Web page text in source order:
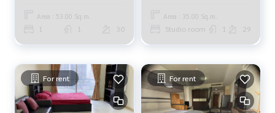
Area : 53.00 Sq.m.
1 1 30
Area : 35.00 Sq.m.
Studio room 1 29
For rent For rent